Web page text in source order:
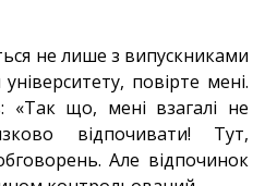
не лише з випускниками
повірте мені.
«Так що, мені взагалі не
відпочивати! Тут,
Але відпочинок